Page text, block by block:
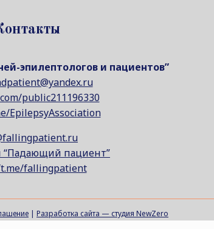
эпилептологов и пациентов”
public211196330
EpilepsyAssociation
“Падающий пациент”
fallingpatient
| Разработка сайта — студия NewZero